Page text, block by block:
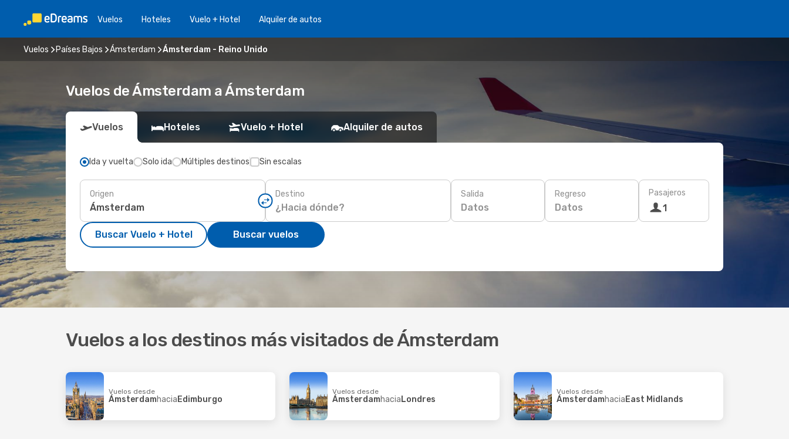
Vuelos Hoteles Vuelo + Hotel Alquiler de autos
Vuelos Países Bajos Ámsterdam Ámsterdam - Reino Unido
Vuelos de Ámsterdam a Ámsterdam
Vuelos Hoteles Vuelo + Hotel Alquiler de autos
Ida y vuelta Solo ida Múltiples destinos Sin escalas
Origen Destino Salida
Datos
Regreso
Datos
Pasajeros
1
Buscar Vuelo + Hotel Buscar vuelos
Vuelos a los destinos más visitados de Ámsterdam
Vuelos desde
Ámsterdamhacia Edimburgo
Vuelos desde
ÁmsterdamhaciaLondres
Vuelos desde
Ámsterdamhacia East Midlands